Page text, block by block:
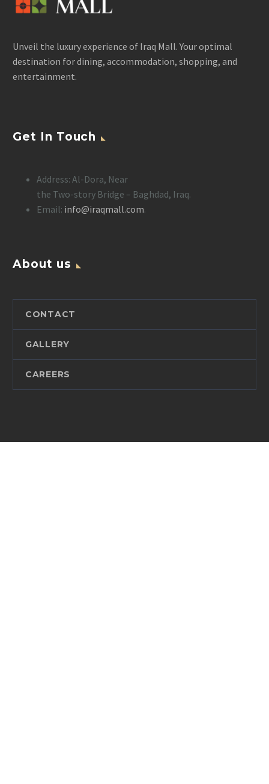
Unveil the luxury experience of Iraq Mall. Your optimal
destination for dining, accommodation, shopping, and
entertainment.
Get In Touch
Address: Al-Dora, Near
the Two-story Bridge – Baghdad, Iraq.
Email: info@iraqmall.com.
About us
CONTACT
GALLERY
CAREERS